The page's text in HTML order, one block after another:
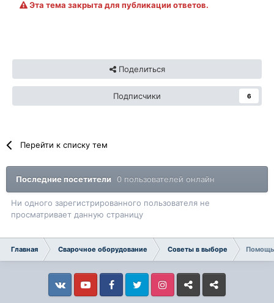
Эта тема закрыта для публикации ответов.
Поделиться
Подписчики 6
Перейти к списку тем
Последние посетители 0 пользователей онлайн
Ни одного зарегистрированного пользователя не
просматривает данную страницу
Главная Сварочное оборудование Советы в выборе Помощь
VkontakteYouTube FacebookTwitter InstagramLivejournalOdnoklassniki